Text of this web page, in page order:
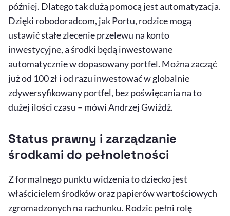
później. Dlatego tak dużą pomocą jest automatyzacja.
Dzięki robodoradcom, jak Portu, rodzice mogą
ustawić stałe zlecenie przelewu na konto
inwestycyjne, a środki będą inwestowane
automatycznie w dopasowany portfel. Można zacząć
już od 100 zł i od razu inwestować w globalnie
zdywersyfikowany portfel, bez poświęcania na to
dużej ilości czasu – mówi Andrzej Gwiżdż.
Status prawny i zarządzanie
środkami do pełnoletności
Z formalnego punktu widzenia to dziecko jest
właścicielem środków oraz papierów wartościowych
zgromadzonych na rachunku. Rodzic pełni rolę